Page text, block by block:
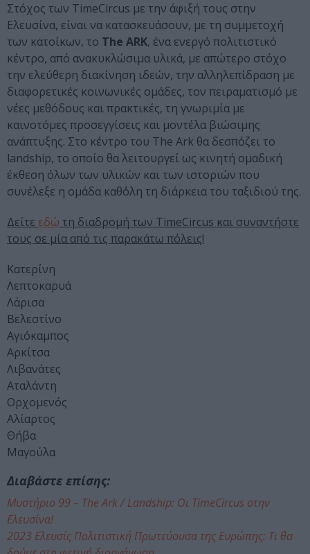
Στόχος των TimeCircus με την άφιξή τους στην
Ελευσίνα, είναι να κατασκευάσουν, με τη συμμετοχή
των κατοίκων, το The ARK, ένα ενεργό πολιτιστικό
κέντρο, από ανακυκλώσιμα υλικά, με απώτερο στόχο
την ελεύθερη διακίνηση ιδεών, την αλληλεπίδραση με
διαφορετικές κοινωνικές ομάδες, τον πειραματισμό με
νέες μεθόδους και πρακτικές, τη γνωριμία με
καινοτόμες προσεγγίσεις και μοντέλα βιώσιμης
ανάπτυξης. Στο κέντρο του The Ark θα δεσπόζει το
landship, το οποίο θα λειτουργεί ως κινητή ομαδική
έκθεση όλων των υλικών και των ιστοριών που
συνέλεξε η ομάδα καθ΄όλη τη διάρκεια του ταξιδιού της.
Δείτε εδώ τη διαδρομή των TimeCircus και συναντήστε
τους σε μία από τις παρακάτω πόλεις!
Κατερίνη
Λεπτοκαρυά
Λάρισα
Βελεστίνο
Αγιόκαμπος
Αρκίτσα
Λιβανάτες
Αταλάντη
Ορχομενός
Αλίαρτος
Θήβα
Μαγούλα
Διαβάστε επίσης:
Μυστήριο 99 – The Ark / Landship: Οι TimeCircus στην
Ελευσίνα!
2023 Ελευσίς Πολιτιστική Πρωτεύουσα της Ευρώπης: Τι θα